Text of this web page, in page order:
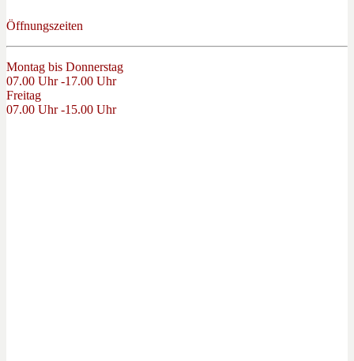
Öffnungszeiten
Montag bis Donnerstag
07.00 Uhr -17.00 Uhr
Freitag
07.00 Uhr -15.00 Uhr